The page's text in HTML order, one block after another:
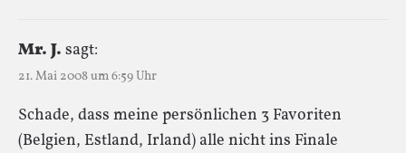
Mr. J. sagt:
21. Mai 2008 um 6:59 Uhr
Schade, dass meine persönlichen 3 Favoriten
(Belgien, Estland, Irland) alle nicht ins Finale